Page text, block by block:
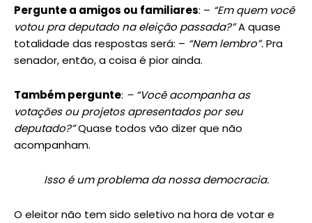
Pergunte a amigos ou familiares: – “Em quem você
votou pra deputado na eleição passada?”A quase
totalidade das respostas será: – “Nem lembro”.Pra
senador, então, a coisa é pior ainda.
Também pergunte: – “Você acompanha as
votações ou projetos apresentados por seu
deputado?”Quase todos vão dizer que não
acompanham.
Isso é um problema da nossa democracia.
O eleitor não tem sido seletivo na hora de votar e